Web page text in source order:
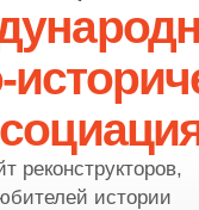
реконструкторов,
истории